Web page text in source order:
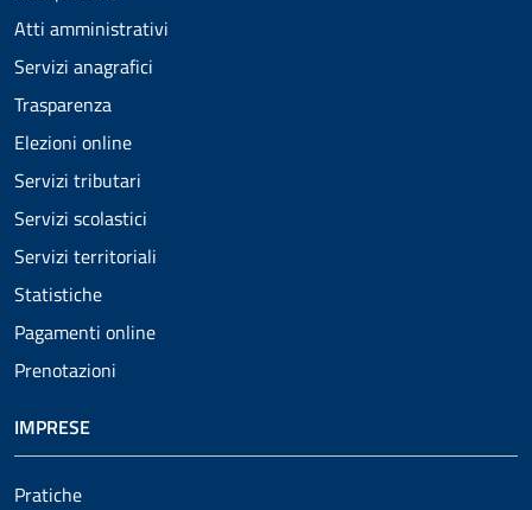
Atti amministrativi
Servizi anagrafici
Trasparenza
Elezioni online
Servizi tributari
Servizi scolastici
Servizi territoriali
Statistiche
Pagamenti online
Prenotazioni
IMPRESE
Pratiche